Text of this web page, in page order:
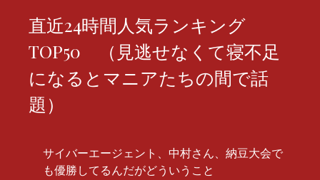
直近24時間人気ランキング
TOP50 （見逃せなくて寝不足
になるとマニアたちの間で話
題）
サイバーエージェント、中村さん、納豆大会で
も優勝してるんだがどういうこと